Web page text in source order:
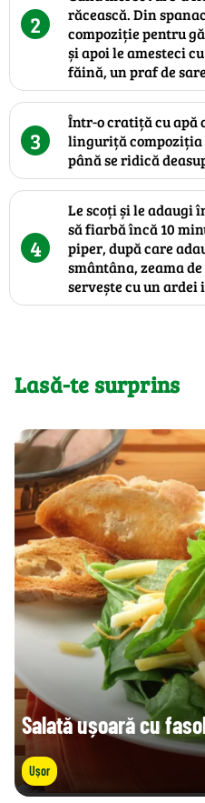
2
răcească. Din
compoziție pentru
și apoi le amesteci
făină, un praf de
3
Într-o cratiță cu apă
linguriță compoziția
până se ridică
4
Le scoți și le adaugi
să fiarbă încă 10
piper, după care
smântâna, zeama
servește cu un ardei
Lasă-te surprins
Salată ușoară cu
Ușor